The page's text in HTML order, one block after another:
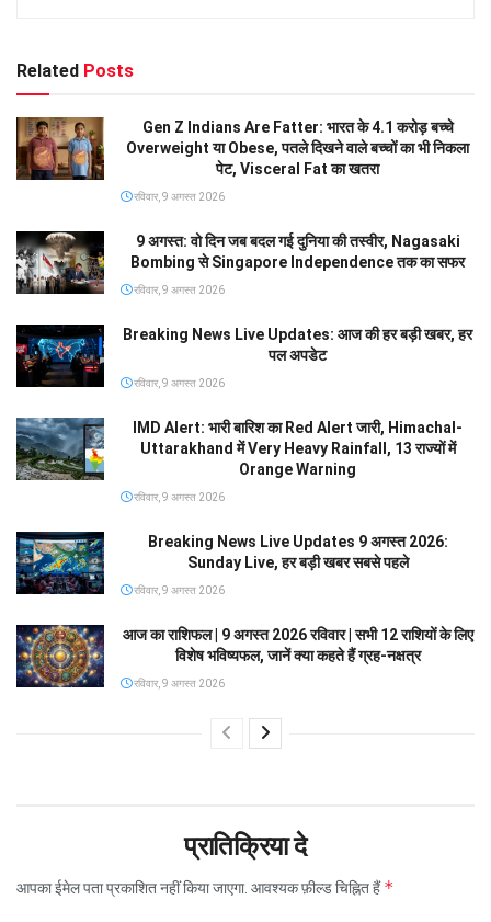
Related Posts
Gen Z Indians Are Fatter: भारत के 4.1 करोड़ बच्चे
Overweight या Obese, पतले दिखने वाले बच्चों का भी निकला
पेट, Visceral Fat का खतरा
रविवार, 9 अगस्त 2026
9 अगस्त: वो दिन जब बदल गई दुनिया की तस्वीर, Nagasaki
Bombing से Singapore Independence तक का सफर
रविवार, 9 अगस्त 2026
Breaking News Live Updates: आज की हर बड़ी खबर, हर
पल अपडेट
रविवार, 9 अगस्त 2026
IMD Alert: भारी बारिश का Red Alert जारी, Himachal-
Uttarakhand में Very Heavy Rainfall, 13 राज्यों में
Orange Warning
रविवार, 9 अगस्त 2026
Breaking News Live Updates 9 अगस्त 2026:
Sunday Live, हर बड़ी खबर सबसे पहले
रविवार, 9 अगस्त 2026
आज का राशिफल | 9 अगस्त 2026 रविवार | सभी 12 राशियों के लिए
विशेष भविष्यफल, जानें क्या कहते हैं ग्रह-नक्षत्र
रविवार, 9 अगस्त 2026
प्रातिक्रिया दे
आपका ईमेल पता प्रकाशित नहीं किया जाएगा. आवश्यक फ़ील्ड चिह्नित हैं*